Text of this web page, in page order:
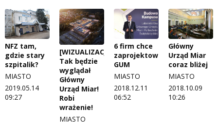
NFZ tam,
gdzie stary
szpitalik?
MIASTO
2019.05.14
09:27
[WIZUALIZACJE]
Tak będzie
wyglądał
Główny
Urząd Miar!
Robi
wrażenie!
MIASTO
6 firm chce
zaprojektować
GUM
MIASTO
2018.12.11
06:52
Główny
Urząd Miar
coraz bliżej
MIASTO
2018.10.09
10:26